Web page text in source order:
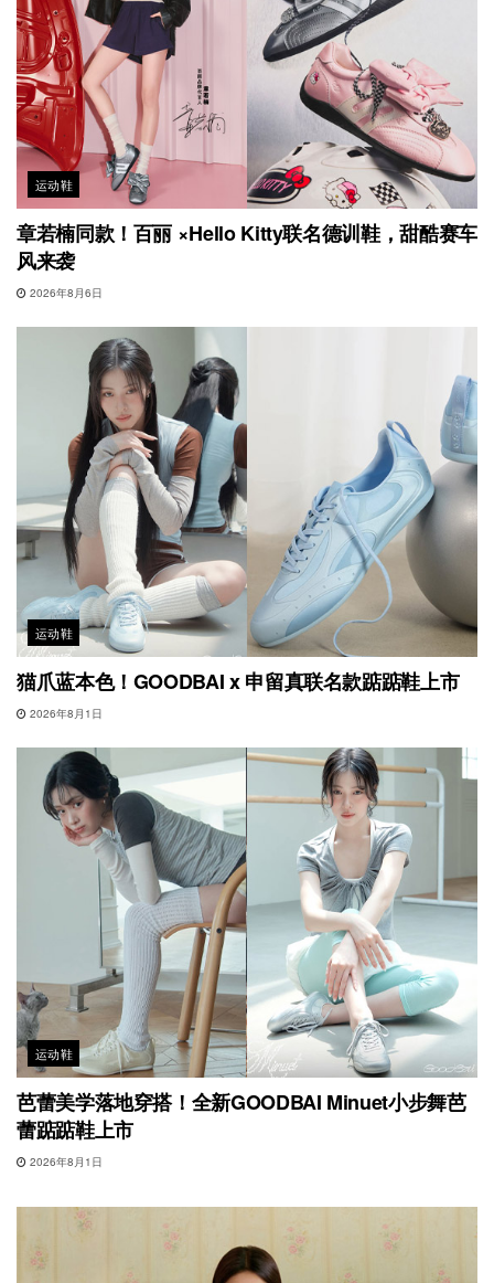
运动鞋
章若楠同款！百丽 ×Hello Kitty联名德训鞋，甜酷赛车
风来袭
2026年8月6日
运动鞋
猫爪蓝本色！GOODBAI x 申留真联名款踮踮鞋上市
2026年8月1日
运动鞋
芭蕾美学落地穿搭！全新GOODBAI Minuet小步舞芭
蕾踮踮鞋上市
2026年8月1日